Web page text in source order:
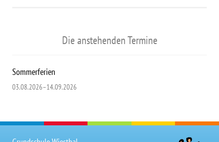
Die anstehenden Termine
Sommerferien
03.08.2026–14.09.2026